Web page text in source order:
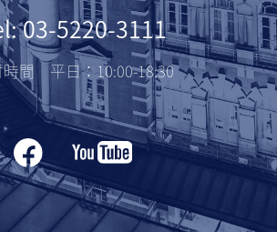
03-5220-3111
時間 平日：10:00-18:30